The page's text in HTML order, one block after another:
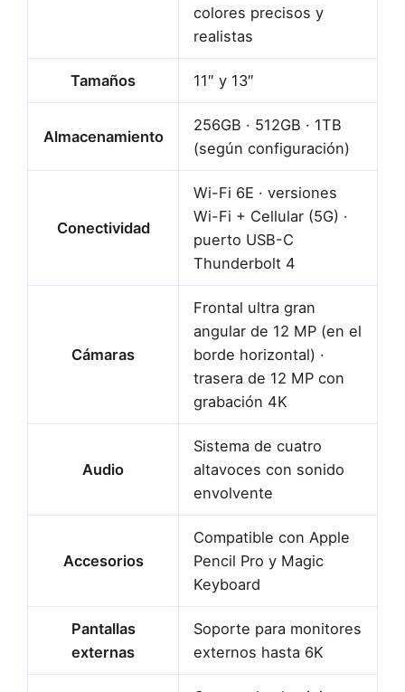
colores precisos y
realistas
Tamaños 11″ y 13″
Almacenamiento
256GB · 512GB · 1TB
(según configuración)
Conectividad
Wi-Fi 6E · versiones
Wi-Fi + Cellular (5G) ·
puerto USB-C
Thunderbolt 4
Cámaras
Frontal ultra gran
angular de 12 MP (en el
borde horizontal) ·
trasera de 12 MP con
grabación 4K
Audio
Sistema de cuatro
altavoces con sonido
envolvente
Accesorios
Compatible con Apple
Pencil Pro y Magic
Keyboard
Pantallas
externas
Soporte para monitores
externos hasta 6K